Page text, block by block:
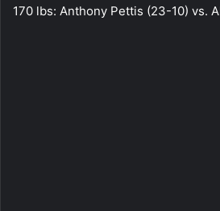
170 lbs: Anthony Pettis (23-10) vs.